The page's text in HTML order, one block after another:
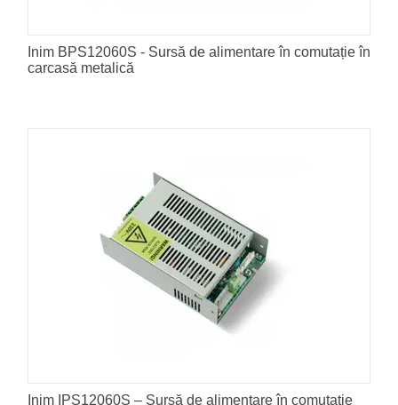
Inim BPS12060S - Sursă de alimentare în comutație în
carcasă metalică
Inim IPS12060S – Sursă de alimentare în comutație